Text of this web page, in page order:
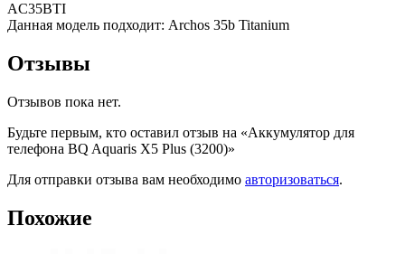
AC35BTI
Данная модель подходит: Archos 35b Titanium
Отзывы
Отзывов пока нет.
Будьте первым, кто оставил отзыв на «Аккумулятор для
телефона BQ Aquaris X5 Plus (3200)»
Для отправки отзыва вам необходимо авторизоваться.
Похожие